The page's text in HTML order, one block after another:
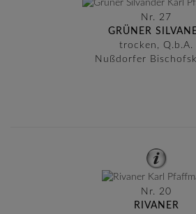
Nr. 27
GRÜNER
trocken, Q.b.A.
Nußdorfer
Nr. 20
RIVANER